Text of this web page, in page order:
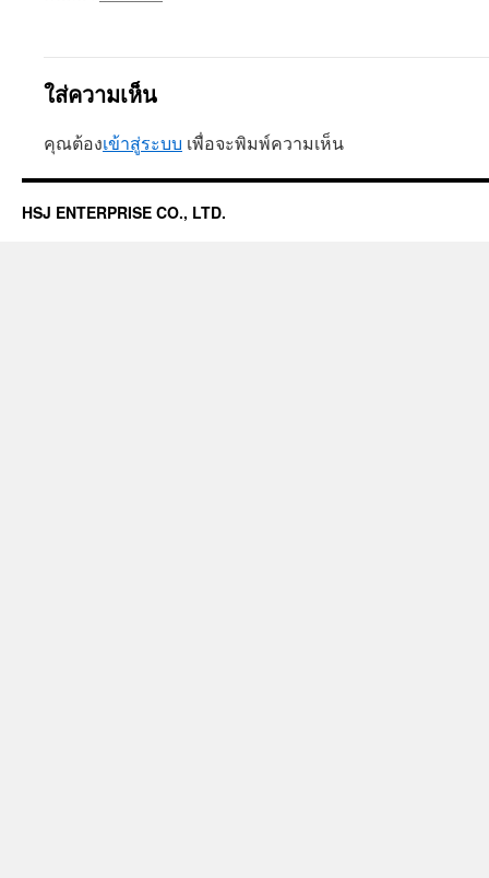
ใส่ความเห็น
คุณต้องเข้าสู่ระบบ เพื่อจะพิมพ์ความเห็น
HSJ ENTERPRISE CO., LTD.